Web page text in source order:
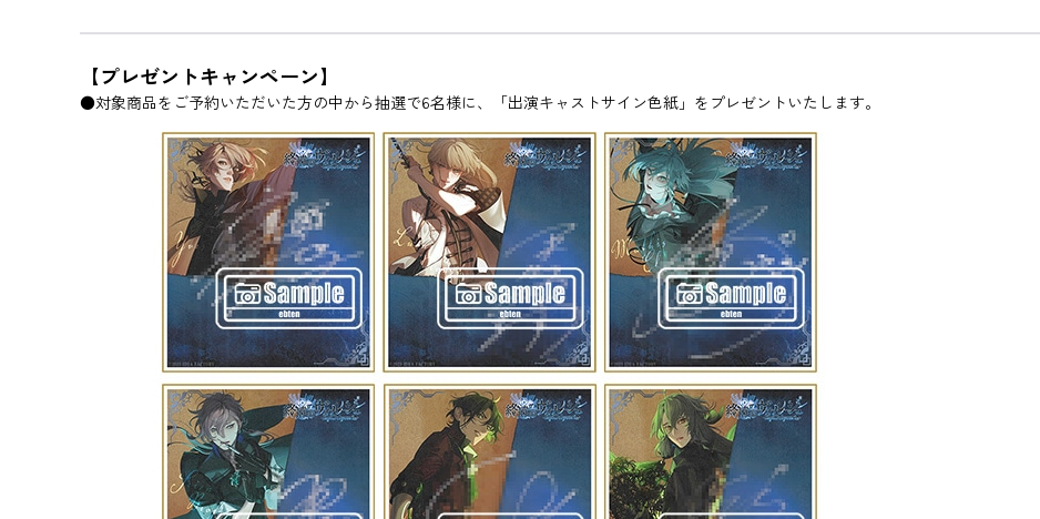
【プレゼントキャンペーン】
●対象商品をご予約いただいた方の中から抽選で6名様に、「出演キャストサイン色紙」をプレゼントいたします。